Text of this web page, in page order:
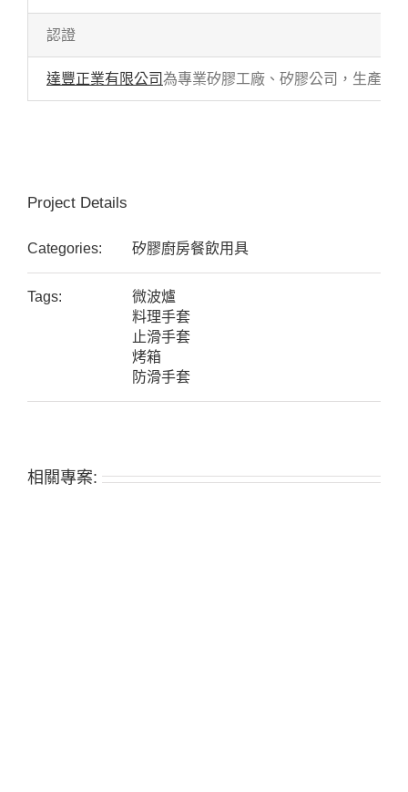
認證
達豐正業有限公司為專業矽膠工廠、矽膠公司，生產各
Project Details
Categories: 矽膠廚房餐飲用具
Tags:
微波爐
料理手套
止滑手套
烤箱
防滑手套
相關專案: